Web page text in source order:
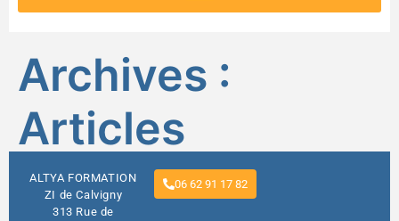
Archives :
Articles
ALTYA FORMATION
ZI de Calvigny
313 Rue de
06 62 91 17 82